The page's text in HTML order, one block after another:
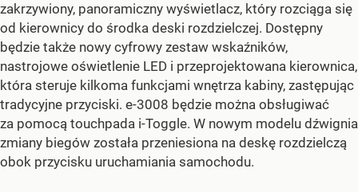
zakrzywiony, panoramiczny wyświetlacz, który rozciąga się
od kierownicy do środka deski rozdzielczej. Dostępny
będzie także nowy cyfrowy zestaw wskaźników,
nastrojowe oświetlenie LED i przeprojektowana kierownica,
która steruje kilkoma funkcjami wnętrza kabiny, zastępując
tradycyjne przyciski. e-3008 będzie można obsługiwać
za pomocą touchpada i-Toggle. W nowym modelu dźwignia
zmiany biegów została przeniesiona na deskę rozdzielczą
obok przycisku uruchamiania samochodu.